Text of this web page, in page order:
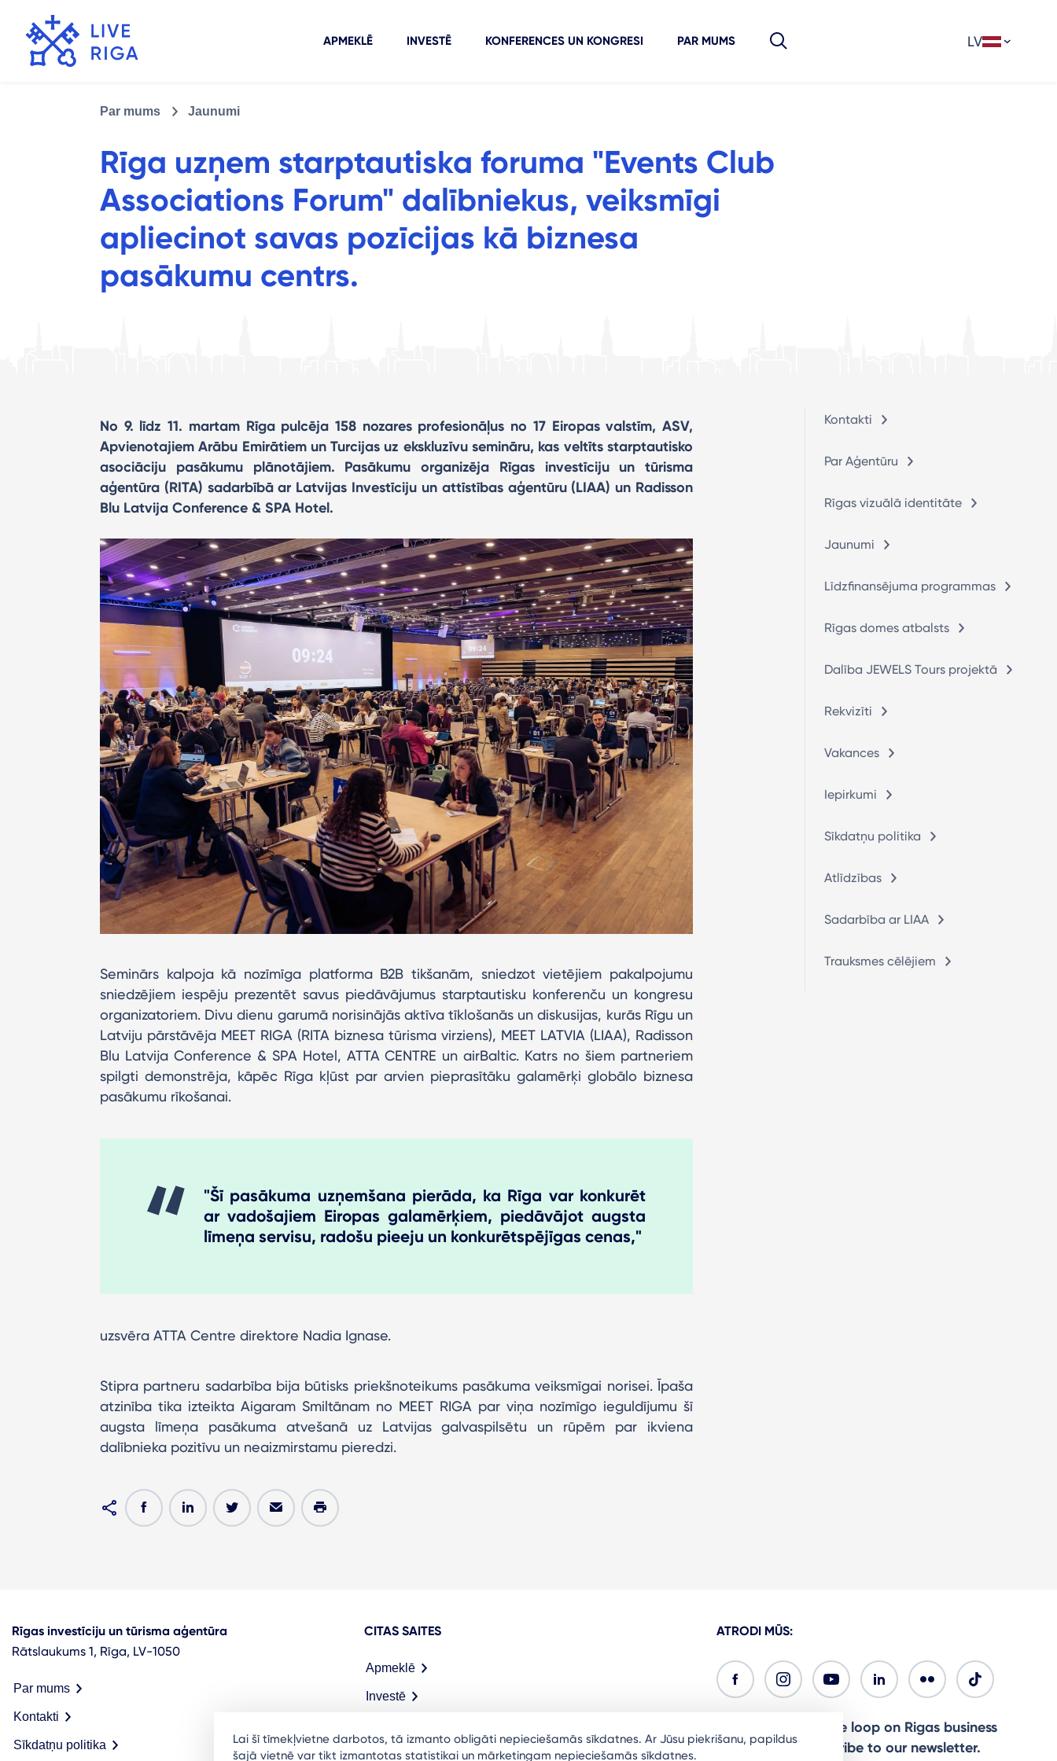
APMEKLĒ INVESTĒ KONFERENCES UN KONGRESI PAR MUMS LV
Par mums Jaunumi
Rīga uzņem starptautiska foruma "Events Club
Associations Forum" dalībniekus, veiksmīgi
apliecinot savas pozīcijas kā biznesa
pasākumu centrs.
Kontakti
Par Aģentūru
Rīgas vizuālā identitāte
Jaunumi
Līdzfinansējuma programmas
Rīgas domes atbalsts
Dalība JEWELS Tours projektā
Rekvizīti
Vakances
Iepirkumi
Sīkdatņu politika
Atlīdzības
Sadarbība ar LIAA
Trauksmes cēlējiem
No 9. līdz 11. martam Rīga pulcēja 158 nozares profesionāļus no 17 Eiropas valstīm, ASV,
Apvienotajiem Arābu Emirātiem un Turcijas uz ekskluzīvu semināru, kas veltīts starptautisko
asociāciju pasākumu plānotājiem. Pasākumu organizēja Rīgas investīciju un tūrisma
aģentūra (RITA) sadarbībā ar Latvijas Investīciju un attīstības aģentūru (LIAA) un Radisson
Blu Latvija Conference & SPA Hotel.
Seminārs kalpoja kā nozīmīga platforma B2B tikšanām, sniedzot vietējiem pakalpojumu
sniedzējiem iespēju prezentēt savus piedāvājumus starptautisku konferenču un kongresu
organizatoriem. Divu dienu garumā norisinājās aktīva tīklošanās un diskusijas, kurās Rīgu un
Latviju pārstāvēja MEET RIGA (RITA biznesa tūrisma virziens), MEET LATVIA (LIAA), Radisson
Blu Latvija Conference & SPA Hotel, ATTA CENTRE un airBaltic. Katrs no šiem partneriem
spilgti demonstrēja, kāpēc Rīga kļūst par arvien pieprasītāku galamērķi globālo biznesa
pasākumu rīkošanai.
"Šī pasākuma uzņemšana pierāda, ka Rīga var konkurēt
ar vadošajiem Eiropas galamērķiem, piedāvājot augsta
līmeņa servisu, radošu pieeju un konkurētspējīgas cenas,"
uzsvēra ATTA Centre direktore Nadia Ignase.
Stipra partneru sadarbība bija būtisks priekšnoteikums pasākuma veiksmīgai norisei. Īpaša
atzinība tika izteikta Aigaram Smiltānam no MEET RIGA par viņa nozīmīgo ieguldījumu šī
augsta līmeņa pasākuma atvešanā uz Latvijas galvaspilsētu un rūpēm par ikviena
dalībnieka pozitīvu un neaizmirstamu pieredzi.
Rīgas investīciju un tūrisma aģentūra
Rātslaukums 1, Rīga, LV-1050
Par mums
Kontakti
Sīkdatņu politika
CITAS SAITES
Apmeklē
Investē
ATRODI MŪS:
Ready to stay in the loop on Rigas business
community? Subscribe to our newsletter.
Lai šī tīmekļvietne darbotos, tā izmanto obligāti nepieciešamās sīkdatnes. Ar Jūsu piekrišanu, papildus
šajā vietnē var tikt izmantotas statistikai un mārketingam nepieciešamās sīkdatnes.